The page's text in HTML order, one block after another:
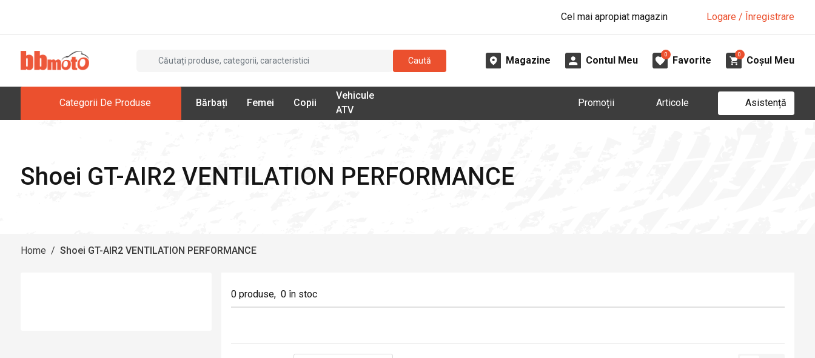
Cel mai apropiat magazin Logare / Înregistrare
Caută Magazine Contul Meu
0
Favorite
0
Coșul Meu
Categorii De Produse Bărbați Femei Copii
Vehicule
ATV
Promoții Articole Asistență
Shoei GT-AIR2 VENTILATION PERFORMANCE
Home / Shoei GT-AIR2 VENTILATION PERFORMANCE
0 produse, 0 în stoc